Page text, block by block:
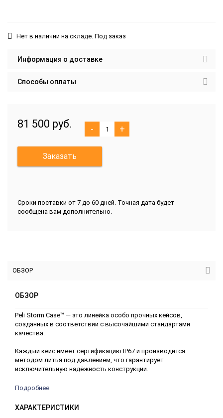
Нет в наличии на складе. Под заказ
Информация о доставке
Способы оплаты
81 500 руб. - +
Заказать
Сроки поставки от 7 до 60 дней. Точная дата будет
сообщена вам дополнительно.
ОБЗОР
ОБЗОР
Peli Storm Case™ — это линейка особо прочных кейсов,
созданных в соответствии с высочайшими стандартами
качества.
Каждый кейс имеет сертификацию IP67 и производится
методом литья под давлением, что гарантирует
исключительную надёжность конструкции.
Подробнее
ХАРАКТЕРИСТИКИ